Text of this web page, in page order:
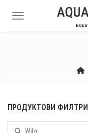
ПРОДУКТОВИ ФИЛТРИ
Търсене за: